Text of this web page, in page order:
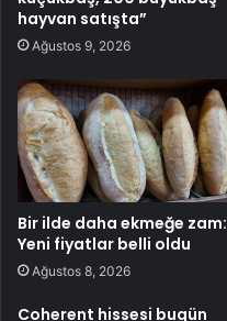
hayvan satışta”
Ağustos 9, 2026
Bir ilde daha ekmeğe zam:
Yeni fiyatlar belli oldu
Ağustos 8, 2026
Coherent hissesi bugün